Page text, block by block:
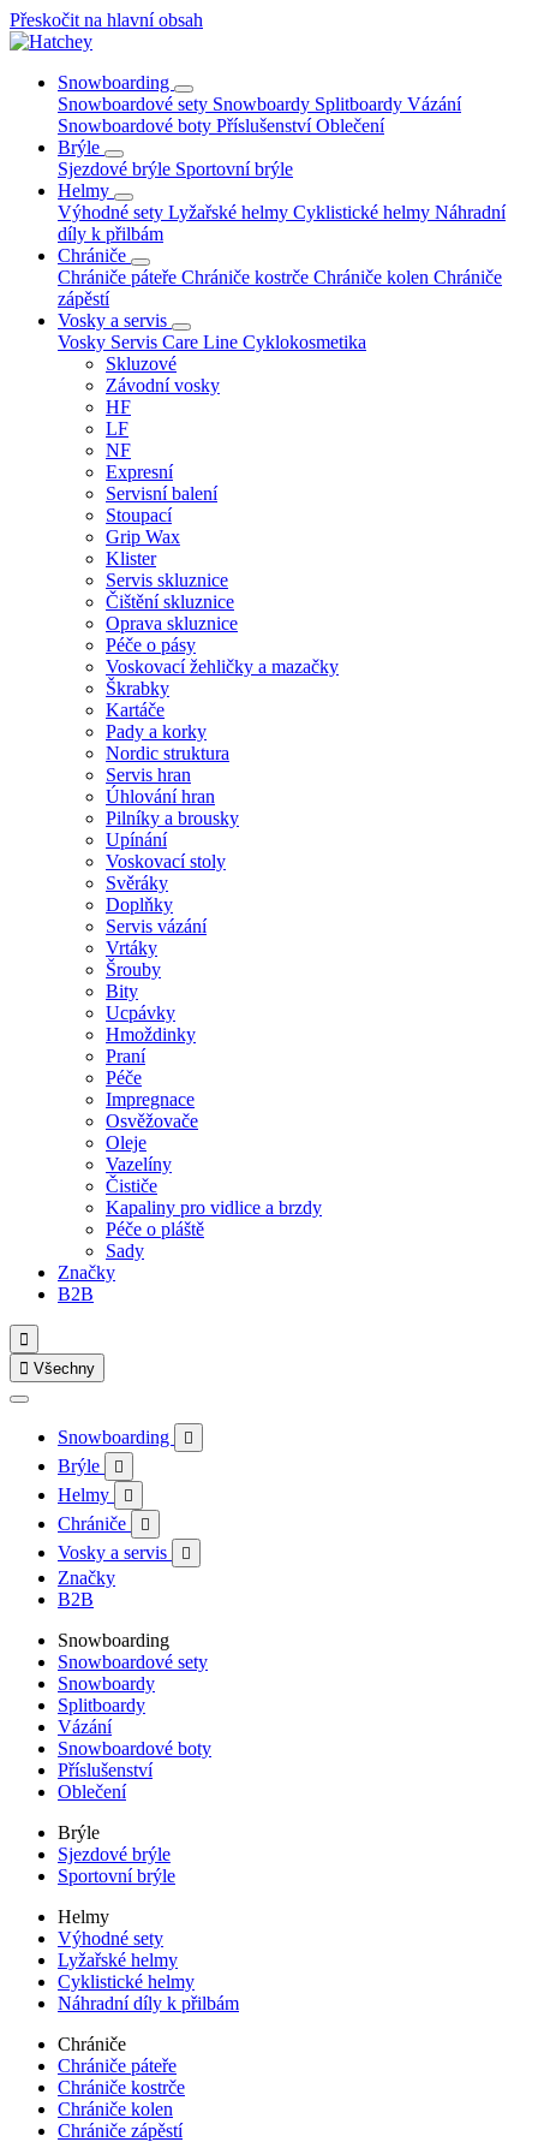
Přeskočit na hlavní obsah
Snowboarding
Snowboardové sety Snowboardy Splitboardy Vázání
Snowboardové boty PříslušenstvíOblečení
Brýle
Sjezdové brýle Sportovní brýle
Helmy
Výhodné sety Lyžařské helmy Cyklistické helmy Náhradní
díly k přilbám
Chrániče
Chrániče páteře Chrániče kostrče Chrániče kolen Chrániče
zápěstí
Vosky a servis
Vosky Servis Care Line Cyklokosmetika
Skluzové
Závodní vosky
HF
LF
NF
Expresní
Servisní balení
Stoupací
Grip Wax
Klister
Servis skluznice
Čištění skluznice
Oprava skluznice
Péče o pásy
Voskovací žehličky a mazačky
Škrabky
Kartáče
Pady a korky
Nordic struktura
Servis hran
Úhlování hran
Pilníky a brousky
Upínání
Voskovací stoly
Svěráky
Doplňky
Servis vázání
Vrtáky
Šrouby
Bity
Ucpávky
Hmoždinky
Praní
Péče
Impregnace
Osvěžovače
Oleje
Vazelíny
Čističe
Kapaliny pro vidlice a brzdy
Péče o pláště
Sady
Značky
B2B

 Všechny
Snowboarding 
Brýle 
Helmy 
Chrániče 
Vosky a servis 
Značky
B2B
Snowboarding
Snowboardové sety
Snowboardy
Splitboardy
Vázání
Snowboardové boty
Příslušenství
Oblečení
Brýle
Sjezdové brýle
Sportovní brýle
Helmy
Výhodné sety
Lyžařské helmy
Cyklistické helmy
Náhradní díly k přilbám
Chrániče
Chrániče páteře
Chrániče kostrče
Chrániče kolen
Chrániče zápěstí